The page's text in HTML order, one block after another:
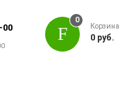
00
0
Корзина
0 руб.